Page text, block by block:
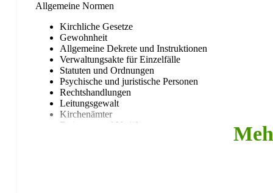
Allgemeine Normen
Kirchliche Gesetze
Gewohnheit
Allgemeine Dekrete und Instruktionen
Verwaltungsakte für Einzelfälle
Statuten und Ordnungen
Psychische und juristische Personen
Rechtshandlungen
Leitungsgewalt
Kirchenämter
Ersitzung und Verjährung